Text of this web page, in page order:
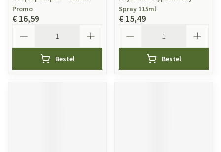
Promo
€ 16,59
Bestel
Spray 115ml
€ 15,49
Bestel